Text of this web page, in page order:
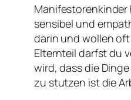
Manifestorenkinder
sensibel und
darin und wollen
Elternteil darfst du
wird, dass die
zu stutzen ist die